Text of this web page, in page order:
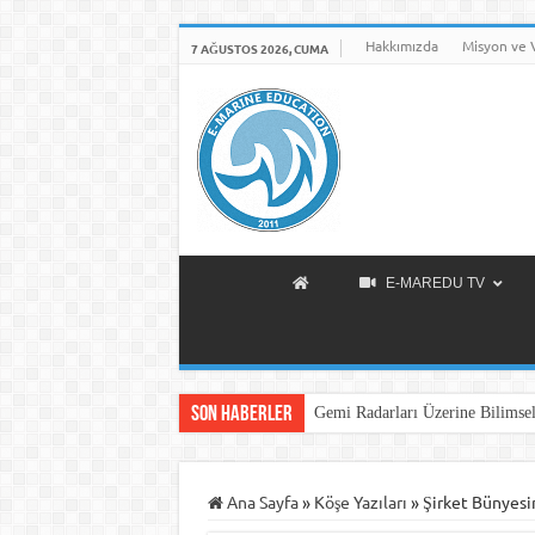
7 AĞUSTOS 2026, CUMA Hakkımızda Misyon ve
E-MAREDU TV
Son Haberler Gemi Radarları Üzerine
Ana Sayfa» Köşe Yazıları » Şirket